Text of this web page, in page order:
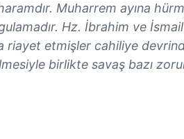
Muharrem ayına
Hz. İbrahim ve
riayet etmişler cahiliye
birlikte savaş bazı